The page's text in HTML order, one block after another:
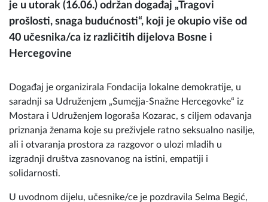
prošlosti, snaga budućnosti“, koji je okupio više od
40 učesnika/ca iz različitih dijelova Bosne i
Hercegovine
saradnji sa Udruženjem „Sumejja-Snažne Hercegovke“ iz
Mostara i Udruženjem logoraša Kozarac, s ciljem odavanja
priznanja ženama koje su preživjele ratno seksualno nasilje,
ali i otvaranja prostora za razgovor o ulozi mladih u
izgradnji društva zasnovanog na istini, empatiji i
solidarnosti.
program menadžerica Fondacije lokalne dekmokratije, te